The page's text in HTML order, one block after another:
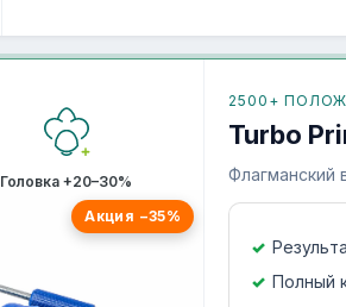
Головка +20–30%
Акция −35%
2500+
Turbo
Флагманский
Полный